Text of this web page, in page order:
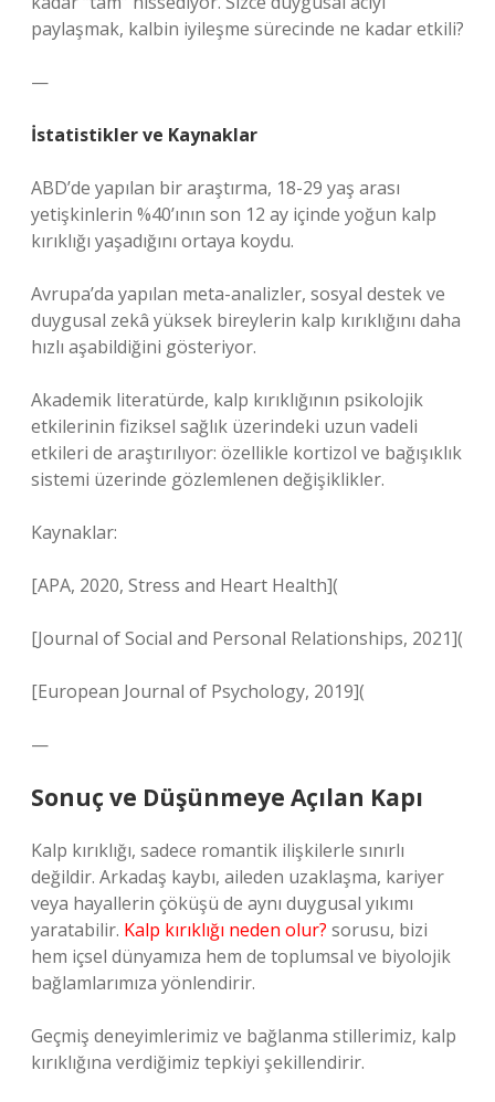
paylaşmak, kalbin iyileşme sürecinde ne kadar etkili?
—
İstatistikler ve Kaynaklar
ABD’de yapılan bir araştırma, 18-29 yaş arası
yetişkinlerin %40’ının son 12 ay içinde yoğun kalp
kırıklığı yaşadığını ortaya koydu.
Avrupa’da yapılan meta-analizler, sosyal destek ve
duygusal zekâ yüksek bireylerin kalp kırıklığını daha
hızlı aşabildiğini gösteriyor.
Akademik literatürde, kalp kırıklığının psikolojik
etkilerinin fiziksel sağlık üzerindeki uzun vadeli
etkileri de araştırılıyor: özellikle kortizol ve bağışıklık
sistemi üzerinde gözlemlenen değişiklikler.
Kaynaklar:
[APA, 2020, Stress and Heart Health](
[Journal of Social and Personal Relationships, 2021](
[European Journal of Psychology, 2019](
—
Sonuç ve Düşünmeye Açılan Kapı
Kalp kırıklığı, sadece romantik ilişkilerle sınırlı
değildir. Arkadaş kaybı, aileden uzaklaşma, kariyer
veya hayallerin çöküşü de aynı duygusal yıkımı
yaratabilir. Kalp kırıklığı neden olur? sorusu, bizi
hem içsel dünyamıza hem de toplumsal ve biyolojik
bağlamlarımıza yönlendirir.
Geçmiş deneyimlerimiz ve bağlanma stillerimiz, kalp
kırıklığına verdiğimiz tepkiyi şekillendirir.